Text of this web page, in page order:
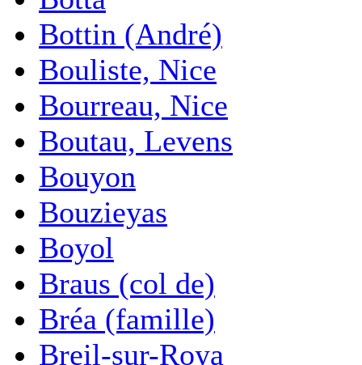
Bottin (André)
Bouliste, Nice
Bourreau, Nice
Boutau, Levens
Bouyon
Bouzieyas
Boyol
Braus (col de)
Bréa (famille)
Breil-sur-Roya